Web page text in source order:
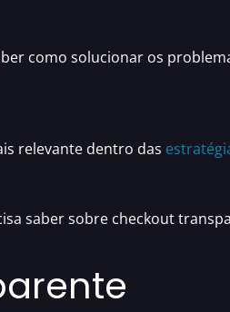
como solucionar os
relevante dentro das
saber sobre checkout